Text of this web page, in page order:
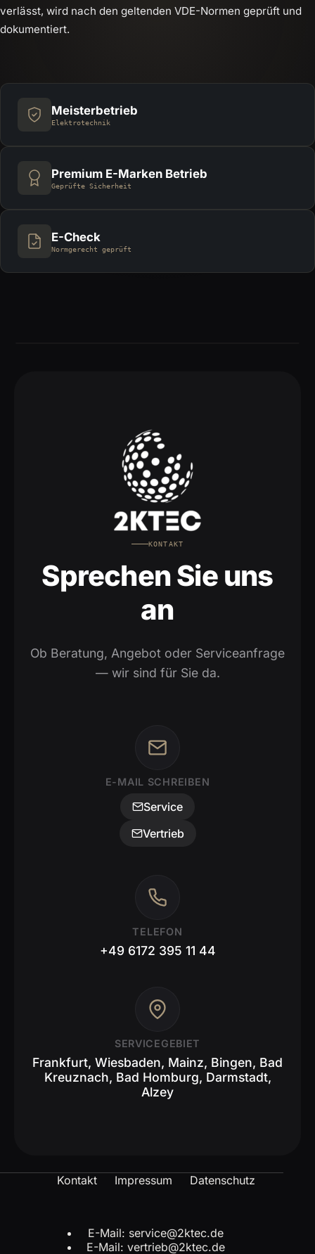
verlässt, wird nach den geltenden VDE-Normen geprüft und
dokumentiert.
Meisterbetrieb
Elektrotechnik
Premium E-Marken Betrieb
Geprüfte Sicherheit
E-Check
Normgerecht geprüft
KONTAKT
Sprechen Sie uns
an
Ob Beratung, Angebot oder Serviceanfrage
— wir sind für Sie da.
E-MAIL SCHREIBEN
Service
Vertrieb
TELEFON
+49 6172 395 11 44
SERVICEGEBIET
Frankfurt, Wiesbaden, Mainz, Bingen, Bad
Kreuznach, Bad Homburg, Darmstadt,
Alzey
Kontakt Impressum Datenschutz
E-Mail: service@2ktec.de
E-Mail: vertrieb@2ktec.de